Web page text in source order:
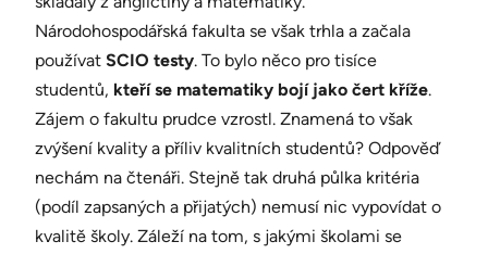
Národohospodářská fakulta se však trhla a začala
používat SCIO testy. To bylo něco pro tisíce
studentů, kteří se matematiky bojí jako čert kříže.
Zájem o fakultu prudce vzrostl. Znamená to však
zvýšení kvality a příliv kvalitních studentů? Odpověď
nechám na čtenáři. Stejně tak druhá půlka kritéria
(podíl zapsaných a přijatých) nemusí nic vypovídat o
kvalitě školy. Záleží na tom, s jakými školami se